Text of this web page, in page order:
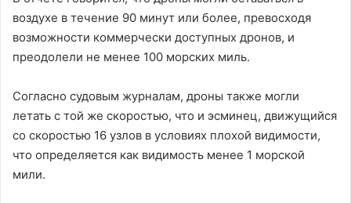
воздухе в течение 90 минут или более, превосходя
возможности коммерчески доступных дронов, и
преодолели не менее 100 морских миль.
Согласно судовым журналам, дроны также могли
летать с той же скоростью, что и эсминец, движущийся
со скоростью 16 узлов в условиях плохой видимости,
что определяется как видимость менее 1 морской
мили.